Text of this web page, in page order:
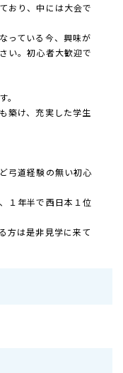
おり、中には大会で
っている今、興味が
い。初心者大歓迎で
。
築け、充実した学生
弓道経験の無い初心
１年半で西日本１位
方は是非見学に来て